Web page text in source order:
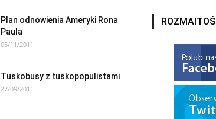
Plan odnowienia Ameryki Rona
Paula
05/11/2011
Tuskobusy z tuskopopulistami
27/09/2011